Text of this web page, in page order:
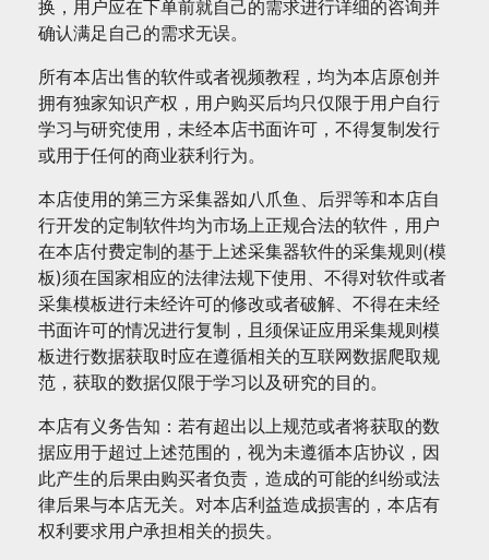
换，用户应在下单前就自己的需求进行详细的咨询并
确认满足自己的需求无误。
所有本店出售的软件或者视频教程，均为本店原创并
拥有独家知识产权，用户购买后均只仅限于用户自行
学习与研究使用，未经本店书面许可，不得复制发行
或用于任何的商业获利行为。
本店使用的第三方采集器如八爪鱼、后羿等和本店自
行开发的定制软件均为市场上正规合法的软件，用户
在本店付费定制的基于上述采集器软件的采集规则(模
板)须在国家相应的法律法规下使用、不得对软件或者
采集模板进行未经许可的修改或者破解、不得在未经
书面许可的情况进行复制，且须保证应用采集规则模
板进行数据获取时应在遵循相关的互联网数据爬取规
范，获取的数据仅限于学习以及研究的目的。
本店有义务告知：若有超出以上规范或者将获取的数
据应用于超过上述范围的，视为未遵循本店协议，因
此产生的后果由购买者负责，造成的可能的纠纷或法
律后果与本店无关。对本店利益造成损害的，本店有
权利要求用户承担相关的损失。